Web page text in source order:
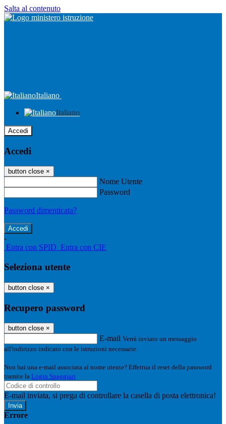
Salta al contenuto
Italiano
Italiano
Accedi
Accedi
button close ×
Nome Utente
Password
Password dimenticata?
-
Entra con SPID Entra con CIE
Seleziona utente
button close ×
Recupero password
button close ×
E-mail Verrà inviato un messaggio
all'indirizzo indicato con le istruzioni necessarie.
Non hai una e-mail associata al nome utente? Effettua il reset della password
tramite la Login Spaggiari
E-mail inviata, si prega di controllare la casella di posta elettronica!
Errore